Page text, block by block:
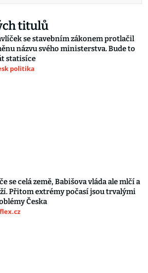
titulů
se stavebním zákonem protlačil
názvu svého ministerstva. Bude to
statisíce
politika
se celá země, Babišova vláda ale mlčí a
Přitom extrémy počasí jsou trvalými
Česka